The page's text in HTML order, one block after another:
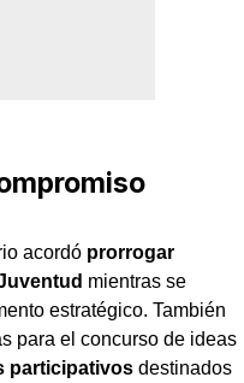
acordó prorrogar
mientras se
estratégico. También
para el concurso de ideas
participativos destinados